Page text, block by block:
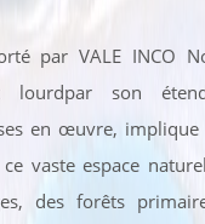
par VALE INCO
lourdpar son
en œuvre,
vaste espace
des forêts